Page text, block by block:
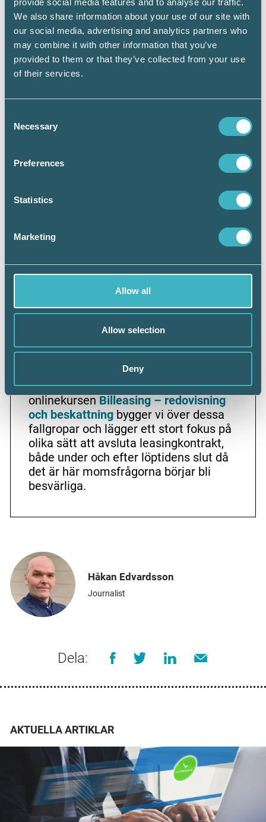
provide social media features and to analyse our traffic.
We also share information about your use of our site with
our social media, advertising and analytics partners who
may combine it with other information that you’ve
provided to them or that they’ve collected from your use
of their services.
Selection
Necessary
Preferences
Statistics
Marketing
Allow all
Allow selection
Deny
miljöbilar, baserade på vilken teknik de har.
Justerade bilförmåner
skatt/mån.
300 000 kr: 61 854. 2 691.
500 000 kr: 90 554. 3 939.
Propositionen >>
Kurstips:
Du som hantera billeasingfrågor
behöver förbereda dig för dessa
förändringar. När det gäller
billeasingavtal finns det många
fallgropar bokföring och redovisning. I
onlinekursen Billeasing – redovisning
och beskattning bygger vi över dessa
fallgropar och lägger ett stort fokus på
olika sätt att avsluta leasingkontrakt,
både under och efter löptidens slut då
det är här momsfrågorna börjar bli
besvärliga.
Håkan Edvardsson
Journalist
Dela:
AKTUELLA ARTIKLAR